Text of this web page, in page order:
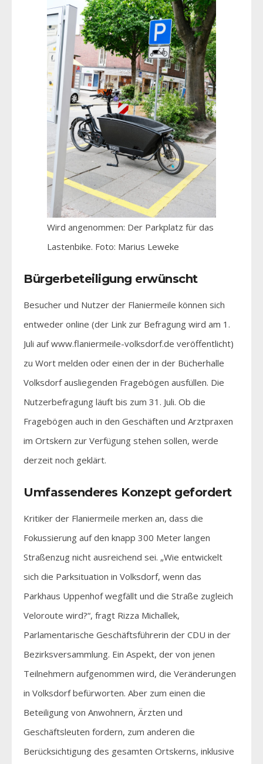
Wird angenommen: Der Parkplatz für das
Lastenbike. Foto: Marius Leweke
Bürgerbeteiligung erwünscht
Besucher und Nutzer der Flaniermeile können sich
entweder online (der Link zur Befragung wird am 1.
Juli auf www.flaniermeile-volksdorf.de veröffentlicht)
zu Wort melden oder einen der in der Bücherhalle
Volksdorf ausliegenden Fragebögen ausfüllen. Die
Nutzerbefragung läuft bis zum 31. Juli. Ob die
Fragebögen auch in den Geschäften und Arztpraxen
im Ortskern zur Verfügung stehen sollen, werde
derzeit noch geklärt.
Umfassenderes Konzept gefordert
Kritiker der Flaniermeile merken an, dass die
Fokussierung auf den knapp 300 Meter langen
Straßenzug nicht ausreichend sei. „Wie entwickelt
sich die Parksituation in Volksdorf, wenn das
Parkhaus Uppenhof wegfällt und die Straße zugleich
Veloroute wird?“, fragt Rizza Michallek,
Parlamentarische Geschäftsführerin der CDU in der
Bezirksversammlung. Ein Aspekt, der von jenen
Teilnehmern aufgenommen wird, die Veränderungen
in Volksdorf befürworten. Aber zum einen die
Beteiligung von Anwohnern, Ärzten und
Geschäftsleuten fordern, zum anderen die
Berücksichtigung des gesamten Ortskerns, inklusive